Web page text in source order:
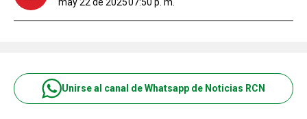
Unirse al canal de Whatsapp de Noticias RCN